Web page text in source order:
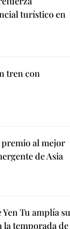
turístico en
tren con
al mejor
de Asia
Tu amplía su
temporada de